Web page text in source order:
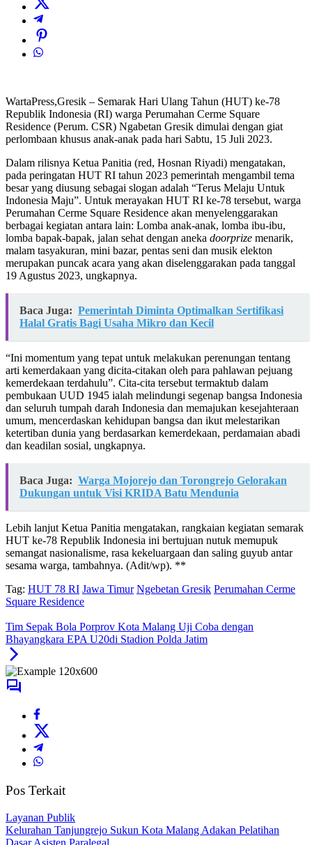
WartaPress,Gresik – Semarak Hari Ulang Tahun (HUT) ke-78
Republik Indonesia (RI) warga Perumahan Cerme Square
Residence (Perum. CSR) Ngabetan Gresik dimulai dengan giat
perlombaan khusus anak-anak pada hari Sabtu, 15 Juli 2023.
Dalam rilisnya Ketua Panitia (red, Hosnan Riyadi) mengatakan,
pada peringatan HUT RI tahun 2023 pemerintah mengambil tema
besar yang diusung sebagai slogan adalah “Terus Melaju Untuk
Indonesia Maju”. Untuk merayakan HUT RI ke-78 tersebut, warga
Perumahan Cerme Square Residence akan menyelenggarakan
berbagai kegiatan antara lain: Lomba anak-anak, lomba ibu-ibu,
lomba bapak-bapak, jalan sehat dengan aneka doorprize menarik,
malam tasyakuran, mini bazar, pentas seni dan musik elekton
merupakan puncak acara yang akan diselenggarakan pada tanggal
19 Agustus 2023, ungkapnya.
Baca Juga: Pemerintah Diminta Optimalkan Sertifikasi
Halal Gratis Bagi Usaha Mikro dan Kecil
“Ini momentum yang tepat untuk melakukan perenungan tentang
arti kemerdakaan yang dicita-citakan oleh para pahlawan pejuang
kemerdekaan terdahulu”. Cita-cita tersebut termaktub dalam
pembukaan UUD 1945 ialah melindungi segenap bangsa Indonesia
dan seluruh tumpah darah Indonesia dan memajukan kesejahteraan
umum, mencerdaskan kehidupan bangsa dan ikut melestarikan
ketertiban dunia yang berdasarkan kemerdekaan, perdamaian abadi
dan keadilan sosial, ungkapnya.
Baca Juga: Warga Mojorejo dan Torongrejo Gelorakan
Dukungan untuk Visi KRIDA Batu Mendunia
Lebih lanjut Ketua Panitia mengatakan, rangkaian kegiatan semarak
HUT ke-78 Republik Indonesia ini bertujuan nutuk memupuk
semangat nasionalisme, rasa kekeluargaan dan saling guyub antar
sesama warga, tambahnya. (Adit/wp). **
Tag: HUT 78 RI Jawa Timur Ngebetan Gresik Perumahan Cerme
Square Residence
Tim Sepak Bola Porprov Kota Malang Uji Coba dengan
Bhayangkara EPA U20di Stadion Polda Jatim
Pos Terkait
Layanan Publik
Kelurahan Tanjungrejo Sukun Kota Malang Adakan Pelatihan
Dasar Asisten Paralegal